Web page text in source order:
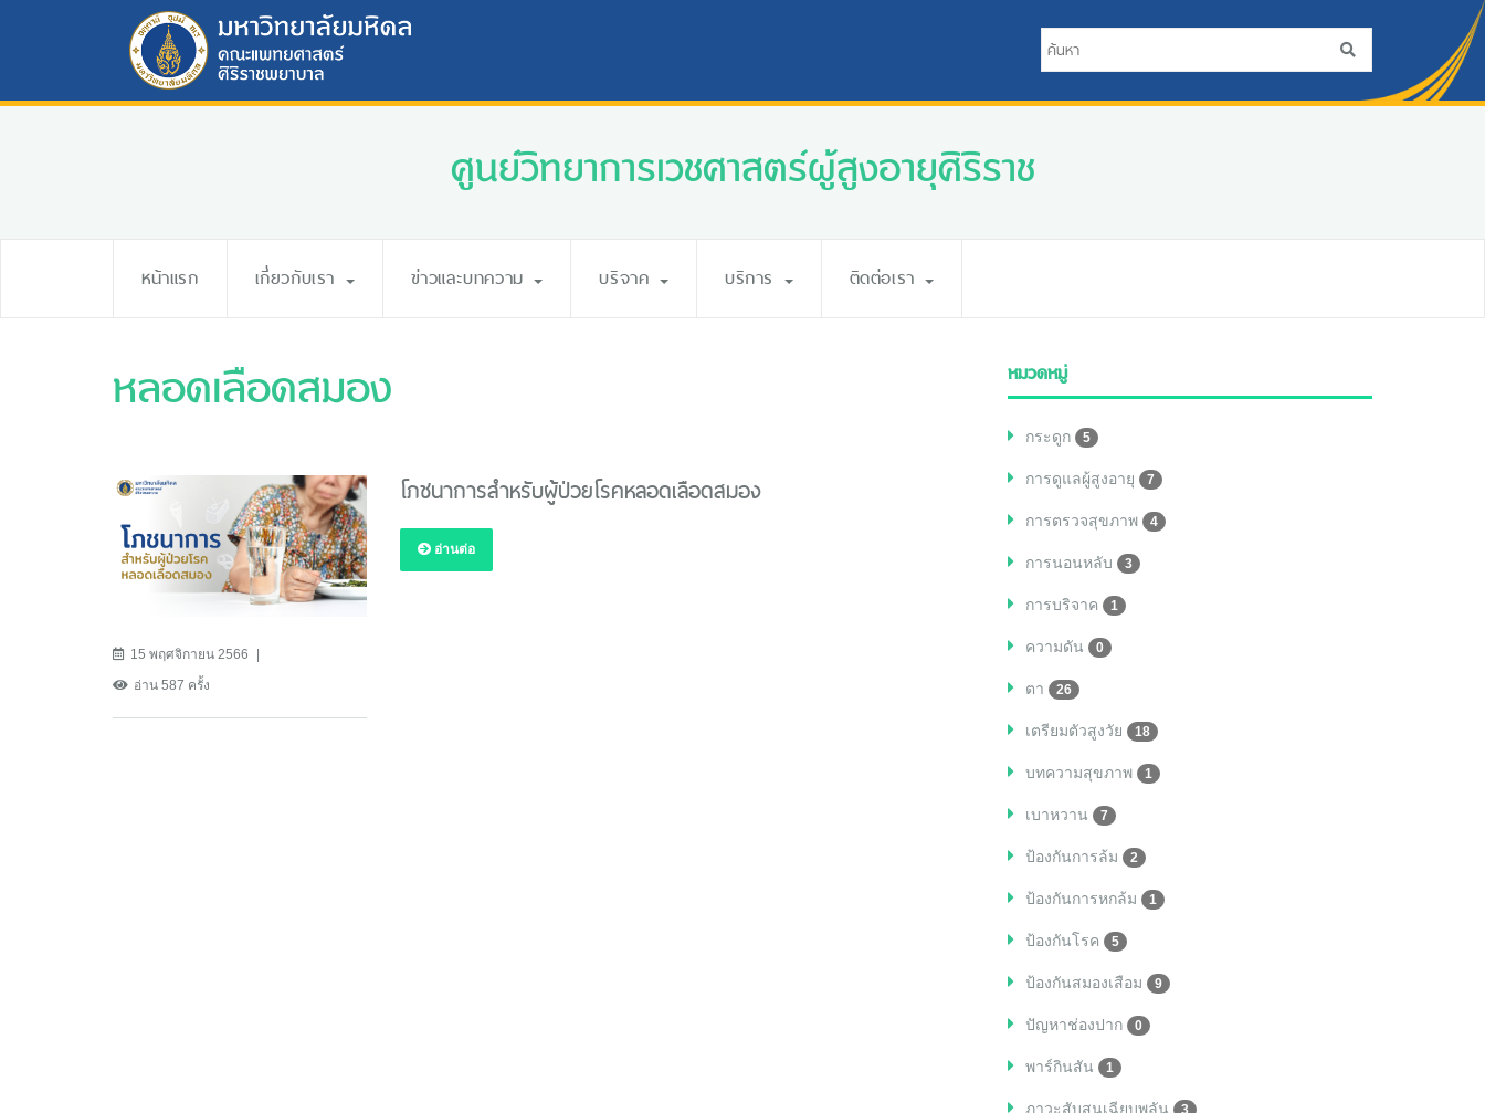
ศูนย์วิทยาการเวชศาสตร์ผู้สูงอายุศิริราช
หน้าแรก เกี่ยวกับเรา ข่าวและบทความ บริจาค บริการ ติดต่อเรา
หลอดเลือดสมอง
15 พฤศจิกายน 2566
อ่าน 587 ครั้ง
โภชนาการสำหรับผู้ป่วยโรคหลอดเลือดสมอง
อ่านต่อ
หมวดหมู่
กระดูก 5
การดูแลผู้สูงอายุ 7
การตรวจสุขภาพ 4
การนอนหลับ 3
การบริจาค 1
ความดัน 0
ตา 26
เตรียมตัวสูงวัย 18
บทความสุขภาพ 1
เบาหวาน 7
ป้องกันการล้ม 2
ป้องกันการหกล้ม 1
ป้องกันโรค 5
ป้องกันสมองเสือม 9
ปัญหาช่องปาก 0
พาร์กินสัน 1
ภาวะสับสนเฉียบพลัน